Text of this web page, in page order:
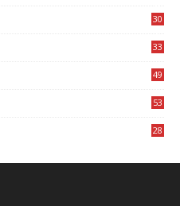
30
33
49
53
28